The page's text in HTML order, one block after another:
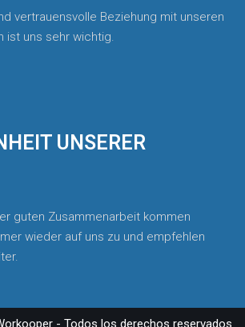
vertrauensvolle Beziehung mit unseren
ist uns sehr wichtig.
UNSERER
guten Zusammenarbeit kommen
wieder auf uns zu und empfehlen
- Todos los derechos reservados